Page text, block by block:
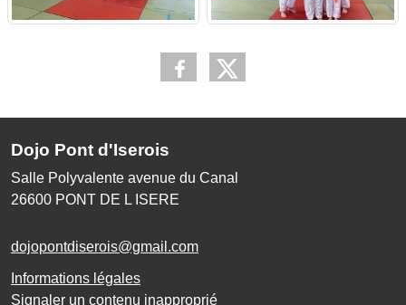
Dojo Pont d'Iserois
Salle Polyvalente avenue du Canal
26600 PONT DE L ISERE
dojopontdiserois@gmail.com
Informations légales
Signaler un contenu inapproprié